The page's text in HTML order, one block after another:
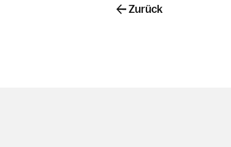
Zurück